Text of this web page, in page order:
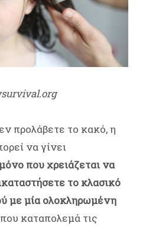
προλάβετε το κακό, η
να γίνει
που χρειάζεται να
το κλασικό
με μία ολοκληρωμένη
που καταπολεμά τις